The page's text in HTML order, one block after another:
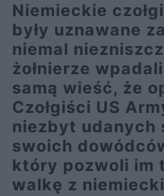
Niemieckie
były uznawane
niemal
żołnierze
samą wieść, że
Czołgiści US
niezbyt udanych
swoich
który pozwoli im
walkę z